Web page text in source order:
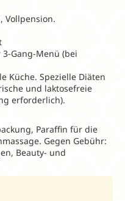
Vollpension.
Gang-Menü (bei
Küche. Spezielle Diäten
und laktosefreie
erforderlich).
Paraffin für die
Gegen Gebühr:
Beauty- und